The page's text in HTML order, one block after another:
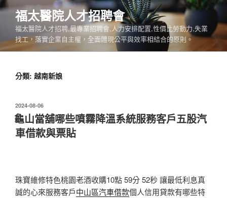
跳
要
內
福太醫院人才招聘會
福太醫院人才招聘,最專業招聘會,人力安排配置,性價比勞動力,失業
找工，落實企業自主權，全面體現公平與效率相結合的原則。
分類: 越南新娘
發
佈
於
2024-08-06
龜山當舖哪些噴霧降溫系統服務客戶五股汽
車借款與票貼
珠寶維修特色桃園老酒收購10點 59分 52秒 讓最低利息真
誠的心來服務客戶中山區汽車借款個人信用貸款有哪些特